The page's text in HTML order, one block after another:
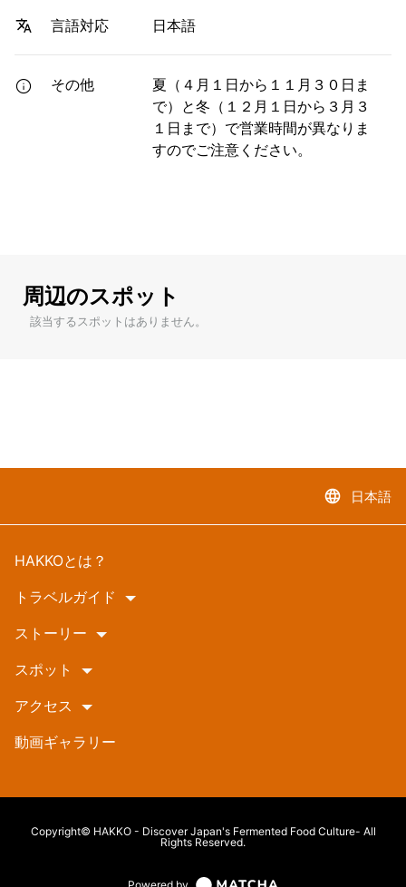
言語対応 日本語
その他
夏（４月１日から１１月３０日ま
で）と冬（１２月１日から３月３
１日まで）で営業時間が異なりま
すのでご注意ください。
周辺のスポット
該当するスポットはありません。
language 日本語
HAKKOとは？
トラベルガイド
ストーリー
スポット
アクセス
動画ギャラリー
Copyright© HAKKO - Discover Japan's Fermented Food Culture- All
Rights Reserved.